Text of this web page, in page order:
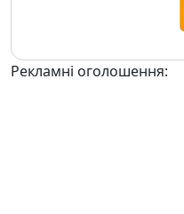
Рекламні оголошення: